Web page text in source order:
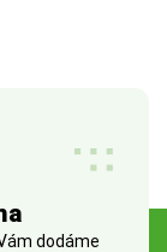
dodáme